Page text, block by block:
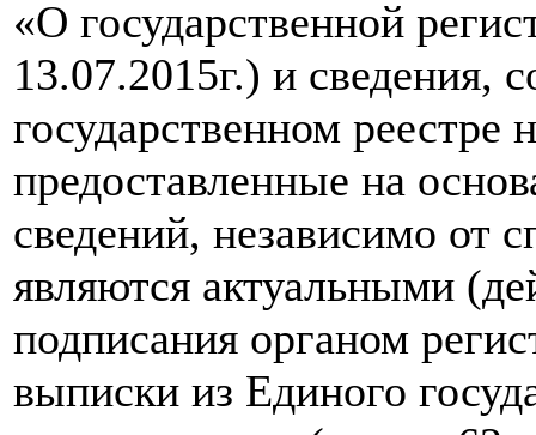
«О государственной
13.07.2015г.) и сведения,
государственном реестре
предоставленные на
сведений, независимо от
являются актуальными
подписания органом
выписки из Единого